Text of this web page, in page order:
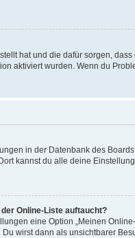
hat und die dafür sorgen,
aktiviert wurden. Wenn du
in der Datenbank des
kannst du alle deine
Online-Liste auftaucht?
eine Option „Meinen
wirst dann als unsichtbarer